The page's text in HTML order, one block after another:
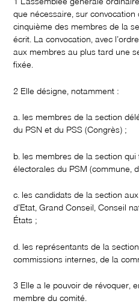
que nécessaire, sur
cinquième des membres de la
écrit. La convocation, avec
aux membres au plus tard une
fixée.
2 Elle désigne, notamment :
a. les membres de la section
du PSN et du PSS (Congrès) ;
b. les membres de la section
électorales du PSM (commune,
c. les candidats de la section
d’Etat, Grand Conseil, Conseil
États ;
d. les représentants de la
commissions internes, de la
3 Elle a le pouvoir de révoquer,
membre du comité.